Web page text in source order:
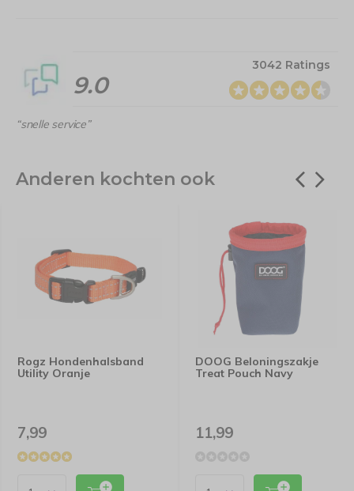
9.0
3042 Ratings
“snelle service”
Anderen kochten ook
Rogz Hondenhalsband
Utility Oranje
7,99
DOOG Beloningszakje
Treat Pouch Navy
11,99